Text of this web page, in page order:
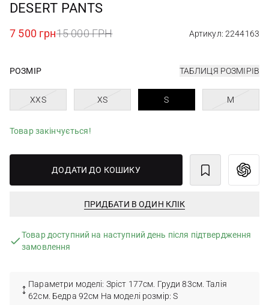
DESERT PANTS
7 500 грн15 000 ГРН Артикул: 2244163
РОЗМІР ТАБЛИЦЯ РОЗМІРІВ
XXS XS S M
Товар закінчується!
ДОДАТИ ДО КОШИКУ
ПРИДБАТИ В ОДИН КЛІК
Товар доступний на наступний день після підтвердження
замовлення
Параметри моделі: Зріст 177см. Груди 83см. Талія
62см. Бедра 92см На моделі розмір: S